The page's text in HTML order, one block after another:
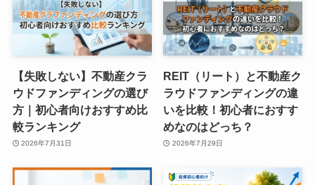
【失敗しない】不動産クラ
ウドファンディングの選び
方｜初心者向けおすすめ比
較ランキング
2026年7月31日
REIT（リート）と不動産ク
ラウドファンディングの違
いを比較！初心者におすす
めなのはどっち？
2026年7月29日